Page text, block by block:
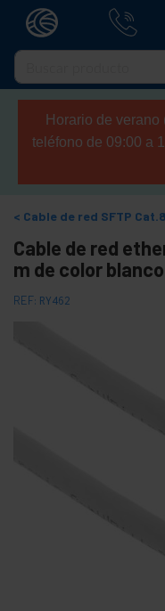
Horario de
teléfono de 09:00 a
Cable de red SFTP
Cable de red
m de color blanco
REF: RY462